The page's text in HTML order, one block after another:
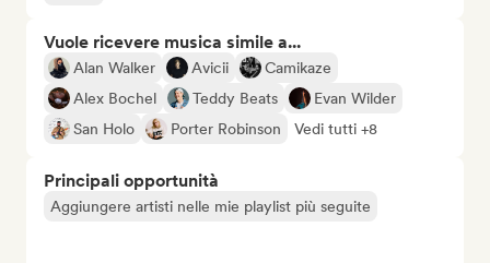
Vuole ricevere musica simile a...
Alan Walker Avicii
Camikaze
Alex Bochel
Teddy Beats
Evan Wilder
San Holo
Porter Robinson Vedi tutti +8
Principali opportunità
Aggiungere artisti nelle mie playlist più seguite